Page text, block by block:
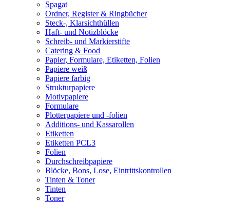
Spagat
Ordner, Register & Ringbücher
Steck-, Klarsichthüllen
Haft- und Notizblöcke
Schreib- und Markierstifte
Catering & Food
Papier, Formulare, Etiketten, Folien
Papiere weiß
Papiere farbig
Strukturpapiere
Motivpapiere
Formulare
Plotterpapiere und -folien
Additions- und Kassarollen
Etiketten
Etiketten PCL3
Folien
Durchschreibpapiere
Blöcke, Bons, Lose, Eintrittskontrollen
Tinten & Toner
Tinten
Toner